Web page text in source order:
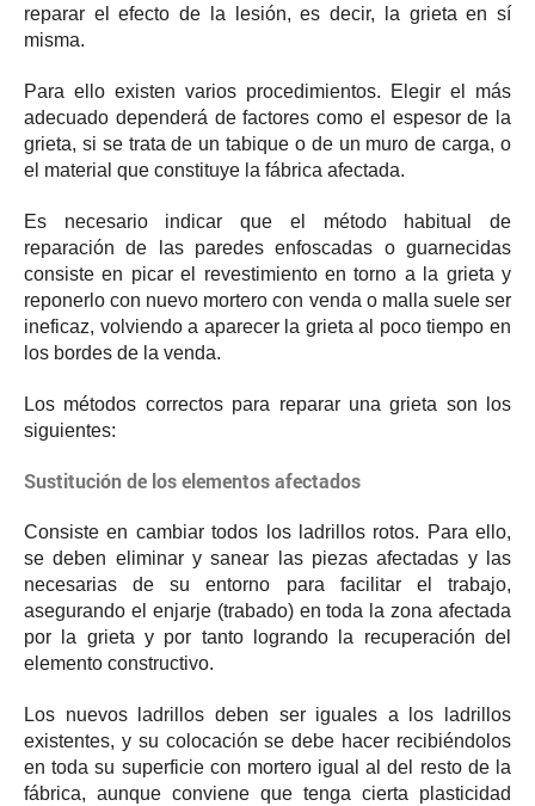
reparar el efecto de la lesión, es decir, la grieta en sí
misma.
Para ello existen varios procedimientos. Elegir el más
adecuado dependerá de factores como el espesor de la
grieta, si se trata de un tabique o de un muro de carga, o
el material que constituye la fábrica afectada.
Es necesario indicar que el método habitual de
reparación de las paredes enfoscadas o guarnecidas
consiste en picar el revestimiento en torno a la grieta y
reponerlo con nuevo mortero con venda o malla suele ser
ineficaz, volviendo a aparecer la grieta al poco tiempo en
los bordes de la venda.
Los métodos correctos para reparar una grieta son los
siguientes:
Sustitución de los elementos afectados
Consiste en cambiar todos los ladrillos rotos. Para ello,
se deben eliminar y sanear las piezas afectadas y las
necesarias de su entorno para facilitar el trabajo,
asegurando el enjarje (trabado) en toda la zona afectada
por la grieta y por tanto logrando la recuperación del
elemento constructivo.
Los nuevos ladrillos deben ser iguales a los ladrillos
existentes, y su colocación se debe hacer recibiéndolos
en toda su superficie con mortero igual al del resto de la
fábrica, aunque conviene que tenga cierta plasticidad